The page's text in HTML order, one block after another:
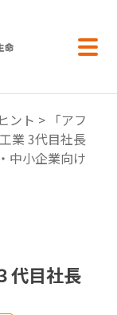
ント > 「アフ
業 3代目社長
中小企業向け
代目社長